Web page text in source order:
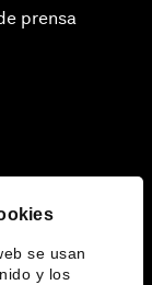
se usan
y los
prensa